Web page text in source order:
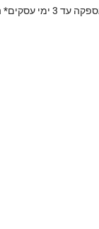
משלוח חינם מעל ל ₪199,